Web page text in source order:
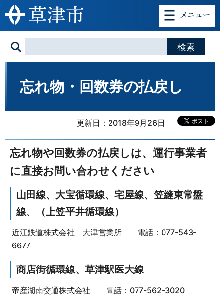
このページの本文へ移動
忘れ物・回数券の払戻し
更新日：2018年9月26日
忘れ物や回数券の払戻しは、運行事業者
に直接お問い合わせください
山田線、大宝循環線、宅屋線、笠縫東常盤
線、（上笠平井循環線）
近江鉄道株式会社 大津営業所 電話：077-543-
6677
商店街循環線、草津駅医大線
帝産湖南交通株式会社 電話：077-562-3020